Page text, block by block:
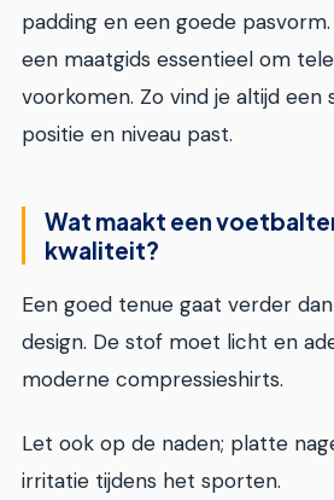
padding en een goede
een maatgids essentieel om
voorkomen. Zo vind je altijd een
positie en niveau past.
Wat maakt een
kwaliteit?
Een goed tenue gaat verder
design. De stof moet licht en
moderne compressieshirts.
Let ook op de naden; platte
irritatie tijdens het sporten.